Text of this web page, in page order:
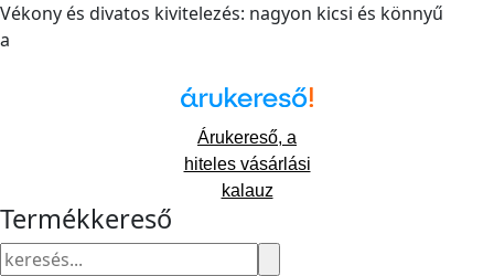
Vékony és divatos kivitelezés: nagyon kicsi és könnyű
a
Árukereső, a
hiteles vásárlási
kalauz
Termékkereső